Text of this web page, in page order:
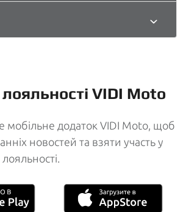
VIDI Moto
мобільне додаток VIDI Moto, щоб
новостей та взяти участь у